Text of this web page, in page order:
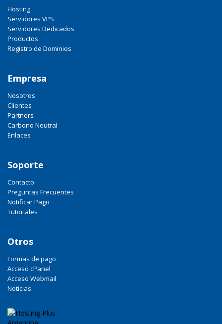
Hosting
Servidores VPS
Servidores Dedicados
Productos
Registro de Dominios
Empresa
Nosotros
Clientes
Partners
Carbono Neutral
Enlaces
Soporte
Contacto
Preguntas Frecuentes
Notificar Pago
Tutoriales
Otros
Formas de pago
Acceso cPanel
Acceso Webmail
Noticias